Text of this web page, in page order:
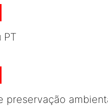
PT
preservação